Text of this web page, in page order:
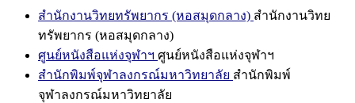
สำนักงานวิทยทรัพยากร (หอสมุดกลาง) สำนักงานวิทย
ทรัพยากร (หอสมุดกลาง)
ศูนย์หนังสือแห่งจุฬาฯ ศูนย์หนังสือแห่งจุฬาฯ
สำนักพิมพ์จุฬาลงกรณ์มหาวิทยาลัย สำนักพิมพ์
จุฬาลงกรณ์มหาวิทยาลัย